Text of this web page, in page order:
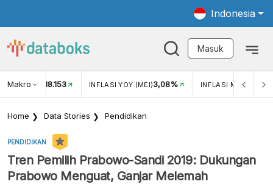
Indonesia
Masuk
Makro
USD/IDR 18.153 INFLASI YOY (MEI)3,08% INFLASI MOM (MEI)
Home Data Stories Pendidikan
PENDIDIKAN
Tren Pemilih Prabowo-Sandi 2019: Dukungan
Prabowo Menguat, Ganjar Melemah